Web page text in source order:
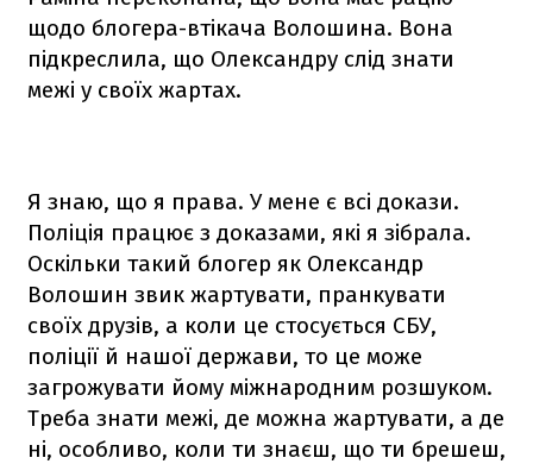
щодо блогера-втікача Волошина. Вона
підкреслила, що Олександру слід знати
межі у своїх жартах.
Я знаю, що я права. У мене є всі докази.
Поліція працює з доказами, які я зібрала.
Оскільки такий блогер як Олександр
Волошин звик жартувати, пранкувати
своїх друзів, а коли це стосується СБУ,
поліції й нашої держави, то це може
загрожувати йому міжнародним розшуком.
Треба знати межі, де можна жартувати, а де
ні, особливо, коли ти знаєш, що ти брешеш,